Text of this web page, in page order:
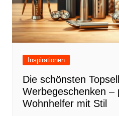
Inspirationen
Die schönsten
Werbegeschenken –
Wohnhelfer mit Stil